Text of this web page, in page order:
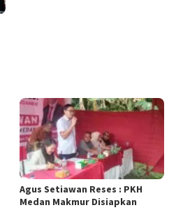
Agus Setiawan Reses : PKH
Medan Makmur Disiapkan